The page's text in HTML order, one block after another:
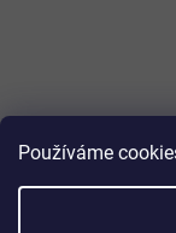
Používáme